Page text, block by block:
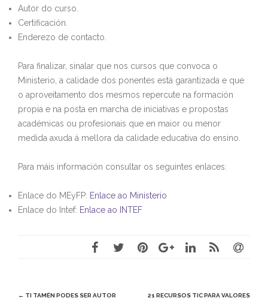
Autor do curso.
Certificación.
Enderezo de contacto.
Para finalizar, sinalar que nos cursos que convoca o
Ministerio, a calidade dos ponentes está garantizada e que
o aproveitamento dos mesmos repercute na formación
propia e na posta en marcha de iniciativas e propostas
académicas ou profesionais que en maior ou menor
medida axuda á mellora da calidade educativa do ensino.
Para máis información consultar os seguintes enlaces:
Enlace do MEyFP: Enlace ao Ministerio
Enlace do Intef: Enlace ao INTEF
Navegación
← TI TAMÉN PODES SER AUTOR 21 RECURSOS TIC PARA VALORES